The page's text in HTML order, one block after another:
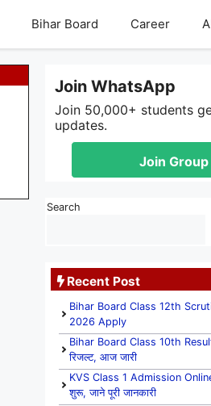
Bihar Board Career
Join WhatsApp
Join 50,000+ students
updates.
Join
Search
Recent Post
Bihar Board Class 12th
2026 Apply
Bihar Board Class 10th Result
रिजल्ट, आज जारी
KVS Class 1 Admission
शुरू, जाने पूरी जानकारी